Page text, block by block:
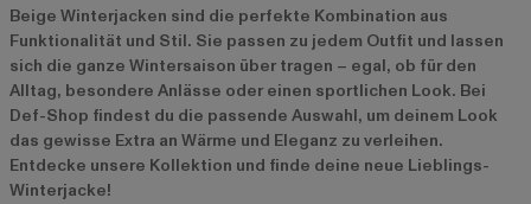
Beige Winterjacken sind die perfekte Kombination aus
Funktionalität und Stil. Sie passen zu jedem Outfit und lassen
sich die ganze Wintersaison über tragen – egal, ob für den
Alltag, besondere Anlässe oder einen sportlichen Look. Bei
Def-Shop findest du die passende Auswahl, um deinem Look
das gewisse Extra an Wärme und Eleganz zu verleihen.
Entdecke unsere Kollektion und finde deine neue Lieblings-
Winterjacke!